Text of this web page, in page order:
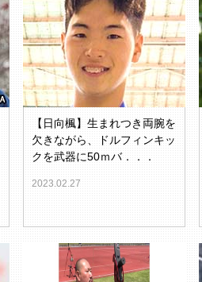
【日向楓】生まれつき両腕を
欠きながら、ドルフィンキッ
クを武器に50ｍバ．．．
2023.02.27